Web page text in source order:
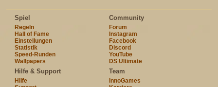
Spiel
Regeln
Hall of Fame
Einstellungen
Statistik
Speed-Runden
Wallpapers
Community
Forum
Instagram
Facebook
Discord
YouTube
DS Ultimate
Hilfe & Support
Hilfe
Team
InnoGames